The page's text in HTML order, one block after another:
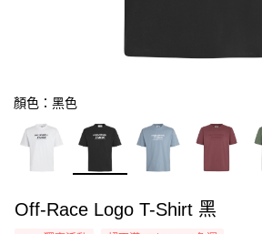
顏色：黑色
Off-Race Logo T-Shirt 黑